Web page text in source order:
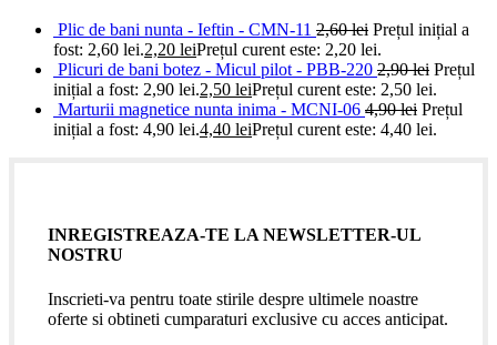
Plic de bani nunta - Ieftin - CMN-11 2,60lei Prețul inițial a
fost: 2,60 lei.2,20 leiPrețul curent este: 2,20 lei.
Plicuri de bani botez - Micul pilot - PBB-220 2,90lei Prețul
inițial a fost: 2,90 lei.2,50 leiPrețul curent este: 2,50 lei.
Marturii magnetice nunta inima - MCNI-06 4,90lei Prețul
inițial a fost: 4,90 lei.4,40 leiPrețul curent este: 4,40 lei.
INREGISTREAZA-TE LA NEWSLETTER-UL
NOSTRU
Inscrieti-va pentru toate stirile despre ultimele noastre
oferte si obtineti cumparaturi exclusive cu acces anticipat.